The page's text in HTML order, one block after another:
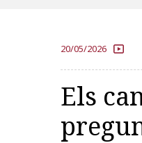
20/05/2026
Els